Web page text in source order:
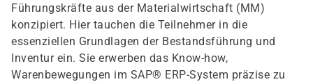
Führungskräfte aus der Materialwirtschaft (MM)
konzipiert. Hier tauchen die Teilnehmer in die
essenziellen Grundlagen der Bestandsführung und
Inventur ein. Sie erwerben das Know-how,
Warenbewegungen im SAP® ERP-System präzise zu